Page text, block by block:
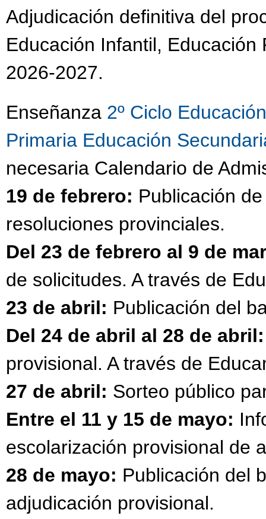
Adjudicación definitiva del
Educación Infantil,
2026-2027.
Enseñanza 2º Ciclo
Primaria Educación
necesaria Calendario de
19 de febrero: Publicación
resoluciones provinciales.
Del 23 de febrero al 9 de
de solicitudes. A través de
23 de abril: Publicación del
Del 24 de abril al 28 de abril:
provisional. A través de
27 de abril: Sorteo público
Entre el 11 y 15 de mayo:
escolarización provisional de
28 de mayo: Publicación del
adjudicación provisional.